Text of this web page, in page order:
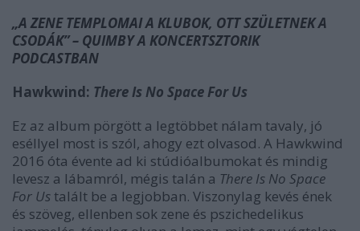
„A ZENE TEMPLOMAI A KLUBOK, OTT SZÜLETNEK A
CSODÁK” – QUIMBY A KONCERTSZTORIK
PODCASTBAN
Hawkwind: There Is No Space For Us
Ez az album pörgött a legtöbbet nálam tavaly, jó
eséllyel most is szól, ahogy ezt olvasod. A Hawkwind
2016 óta évente ad ki stúdióalbumokat és mindig
levesz a lábamról, mégis talán a There Is No Space
For Us talált be a legjobban. Viszonylag kevés ének
és szöveg, ellenben sok zene és pszichedelikus